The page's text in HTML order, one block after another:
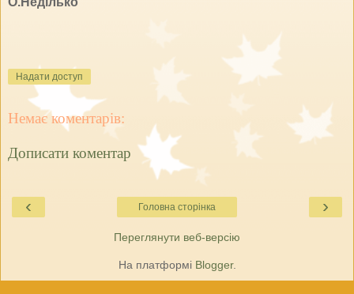
Надати доступ
Немає коментарів:
Дописати коментар
‹ ›
Головна сторінка
Переглянути веб-версію
На платформі Blogger.